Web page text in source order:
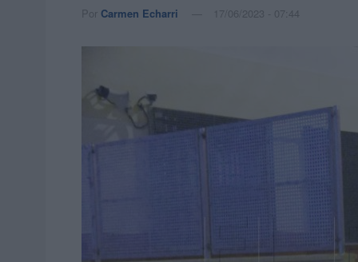
Por Carmen Echarri 17/06/2023 - 07:44